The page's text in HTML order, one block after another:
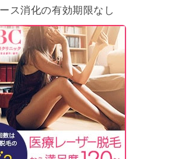
ス消化の有効期限なし